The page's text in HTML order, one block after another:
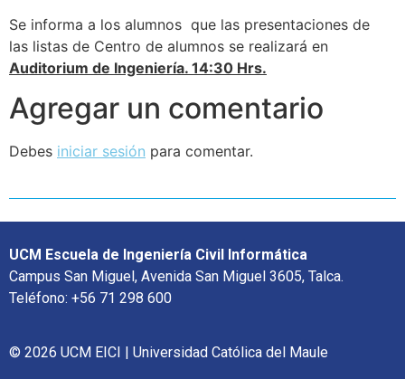
Se informa a los alumnos que las presentaciones de
las listas de Centro de alumnos se realizará en
Auditorium de Ingeniería. 14:30 Hrs.
Agregar un comentario
Debes iniciar sesión para comentar.
UCM Escuela de Ingeniería Civil Informática
Campus San Miguel, Avenida San Miguel 3605, Talca.
Teléfono: +56 71 298 600
© 2026 UCM EICI | Universidad Católica del Maule